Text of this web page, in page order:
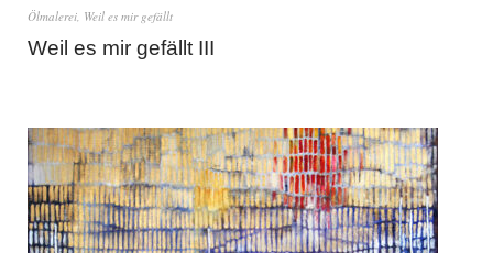
Ölmalerei, Weil es mir gefällt
Weil es mir gefällt III